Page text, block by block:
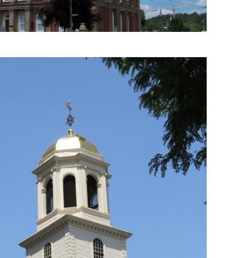
COUNTY LARGE; INDIANA, USA
FANEUIL HALL; BOSTON, USA